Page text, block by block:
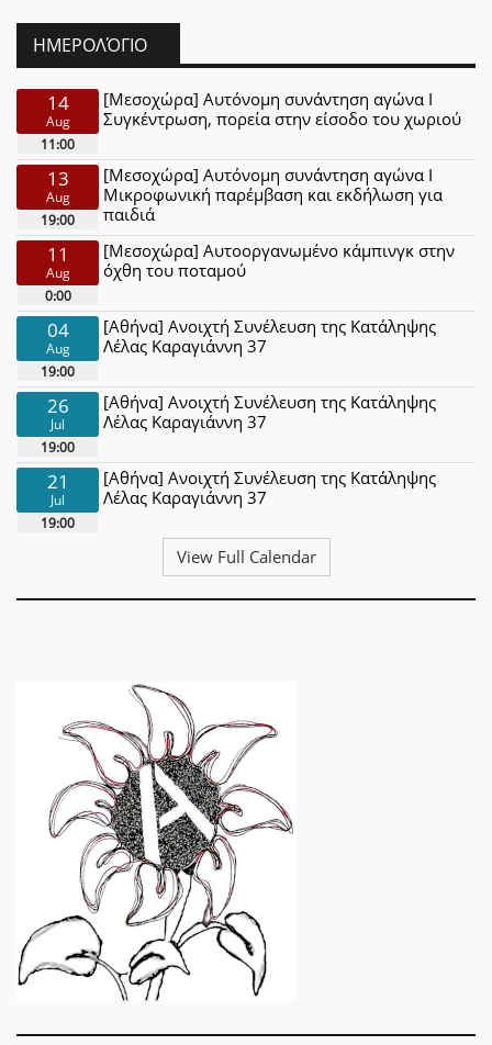
ΗΜΕΡΟΛΌΓΙΟ
14
Aug
11:00
[Μεσοχώρα] Αυτόνομη συνάντηση αγώνα Ι
Συγκέντρωση, πορεία στην είσοδο του χωριού
13
Aug
19:00
[Μεσοχώρα] Αυτόνομη συνάντηση αγώνα Ι
Μικροφωνική παρέμβαση και εκδήλωση για
παιδιά
11
Aug
0:00
[Μεσοχώρα] Αυτοοργανωμένο κάμπινγκ στην
όχθη του ποταμού
04
Aug
19:00
[Αθήνα] Ανοιχτή Συνέλευση της Κατάληψης
Λέλας Καραγιάννη 37
26
Jul
19:00
[Αθήνα] Ανοιχτή Συνέλευση της Κατάληψης
Λέλας Καραγιάννη 37
21
Jul
19:00
[Αθήνα] Ανοιχτή Συνέλευση της Κατάληψης
Λέλας Καραγιάννη 37
View Full Calendar